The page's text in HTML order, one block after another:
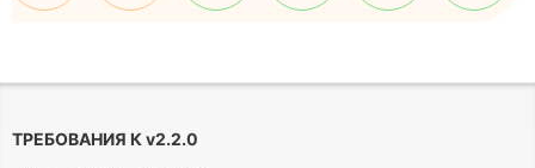
ТРЕБОВАНИЯ К v2.2.0